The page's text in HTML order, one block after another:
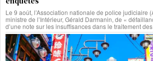
Le 9 août, l’Association nationale de police judiciaire
ministre de l’Intérieur, Gérald Darmanin, de «
d’une note sur les insuffisances dans le traitement